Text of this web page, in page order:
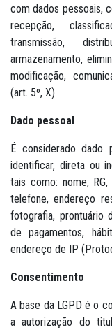
com dados pessoais,
recepção,
transmissão,
armazenamento,
modificação,
(art. 5º, X).
Dado pessoal
É considerado dado
identificar, direta ou
tais como: nome,
telefone, endereço
fotografia, prontuário
de pagamentos,
endereço de IP
Consentimento
A base da LGPD é o
a autorização do